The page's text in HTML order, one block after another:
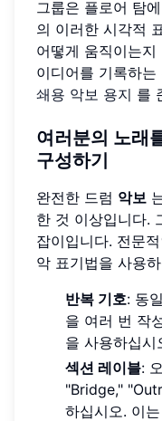
그룹은 플로어 탐
의 이러한 시각적
어떻게 움직이는
이디어를 기록하
쇄용 악보 용지 를
여러분의 노래
구성하기
완전한 드럼 악보
한 것 이상입니다.
잡이입니다. 전문적
악 표기법을 사용
반복 기호: 동
을 여러 번 작
을 사용하십시
섹션 레이블:
"Bridge,"
하십시오. 이